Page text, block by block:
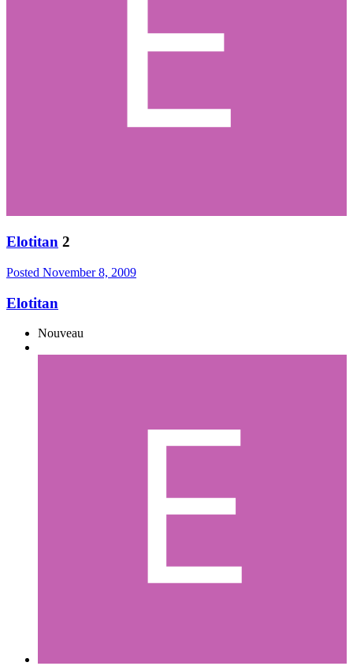
Elotitan 2
Posted November 8, 2009
Elotitan
Nouveau